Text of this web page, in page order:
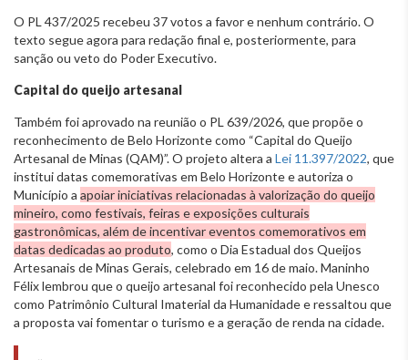
O PL 437/2025 recebeu 37 votos a favor e nenhum contrário. O
texto segue agora para redação final e, posteriormente, para
sanção ou veto do Poder Executivo.
Capital do queijo artesanal
Também foi aprovado na reunião o PL 639/2026, que propõe o
reconhecimento de Belo Horizonte como “Capital do Queijo
Artesanal de Minas (QAM)”. O projeto altera a Lei 11.397/2022, que
institui datas comemorativas em Belo Horizonte e autoriza o
Município a apoiar iniciativas relacionadas à valorização do queijo
mineiro, como festivais, feiras e exposições culturais
gastronômicas, além de incentivar eventos comemorativos em
datas dedicadas ao produto, como o Dia Estadual dos Queijos
Artesanais de Minas Gerais, celebrado em 16 de maio. Maninho
Félix lembrou que o queijo artesanal foi reconhecido pela Unesco
como Patrimônio Cultural Imaterial da Humanidade e ressaltou que
a proposta vai fomentar o turismo e a geração de renda na cidade.